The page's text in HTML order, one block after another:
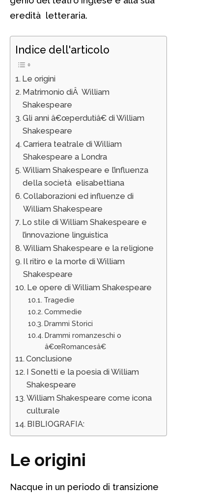
eredità letteraria.
Indice dell'articolo
Le origini
Matrimonio diÂ William
Shakespeare
Gli anni â€œperdutiâ€ di William
Shakespeare
Carriera teatrale di William
Shakespeare a Londra
William Shakespeare e l’influenza
della società elisabettiana
Collaborazioni ed influenze di
William Shakespeare
Lo stile di William Shakespeare e
l’innovazione linguistica
William Shakespeare e la religione
Il ritiro e la morte di William
Shakespeare
Le opere di William Shakespeare
Tragedie
Commedie
Drammi Storici
Drammi romanzeschi o
â€œRomancesâ€
Conclusione
I Sonetti e la poesia di William
Shakespeare
William Shakespeare come icona
culturale
BIBLIOGRAFIA:
Le origini
Nacque in un periodo di transizione